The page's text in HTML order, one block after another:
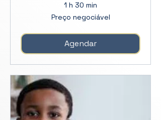
1 h 30 min
Preço negociável
Agendar